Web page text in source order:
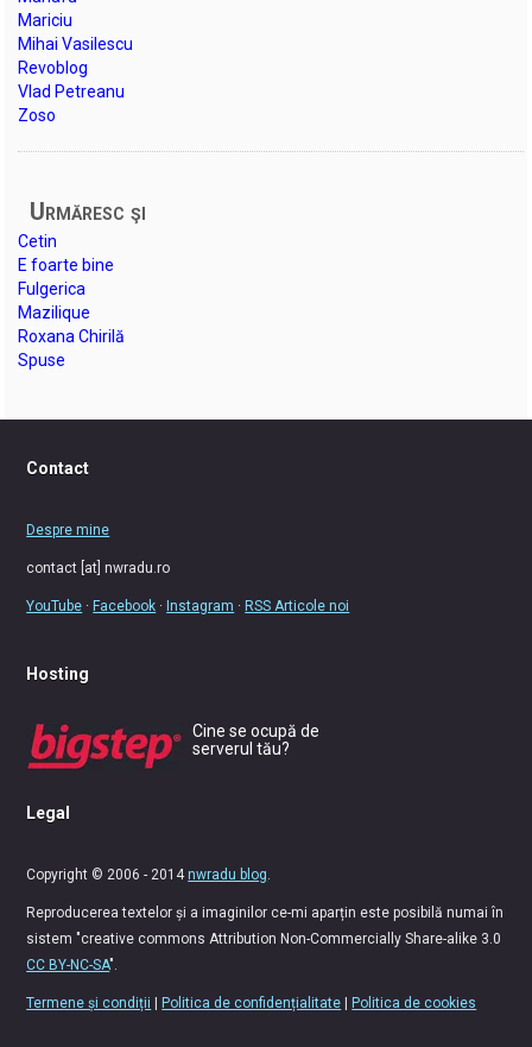
Mariciu
Mihai Vasilescu
Revoblog
Vlad Petreanu
Zoso
Urmăresc şi
Cetin
E foarte bine
Fulgerica
Mazilique
Roxana Chirilă
Spuse
Contact
Despre mine
contact [at] nwradu.ro
YouTube ·Facebook ·Instagram ·RSS Articole noi
Hosting
Cine se ocupă de
serverul tău?
Legal
Copyright © 2006 - 2014nwradu blog
Reproducerea textelor și a imaginilor ce-mi aparțin este posibilă numai în
sistem "creative commons Attribution Non-Commercially Share-alike 3.0
CC BY-NC-SA".
Termene și condiții |Politica de confidențialitate |Politica de cookies